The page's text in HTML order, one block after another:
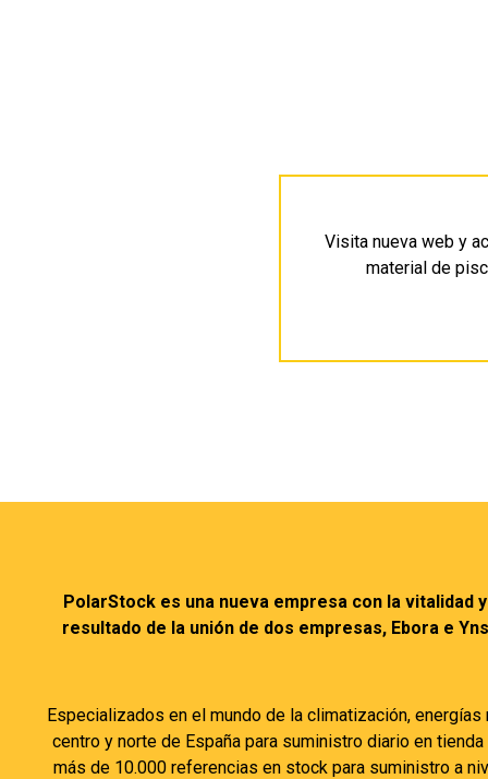
Visita nueva web y
material de
PolarStock es una nueva empresa con la vitalidad
resultado de la unión de dos empresas, Ebora e
Especializados en el mundo de la climatización,
centro y norte de España para suministro diario en
más de 10.000 referencias en stock para suministro a